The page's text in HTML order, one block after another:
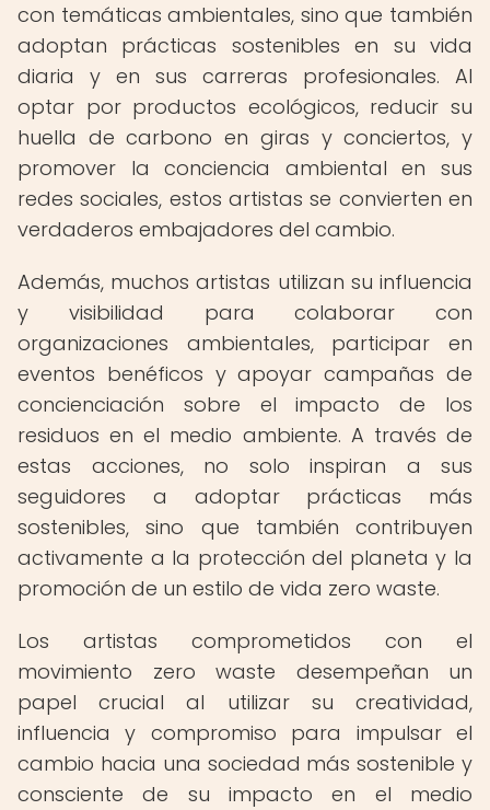
con temáticas ambientales, sino que también
adoptan prácticas sostenibles en su vida
diaria y en sus carreras profesionales. Al
optar por productos ecológicos, reducir su
huella de carbono en giras y conciertos, y
promover la conciencia ambiental en sus
redes sociales, estos artistas se convierten en
verdaderos embajadores del cambio.
Además, muchos artistas utilizan su influencia
y visibilidad para colaborar con
organizaciones ambientales, participar en
eventos benéficos y apoyar campañas de
concienciación sobre el impacto de los
residuos en el medio ambiente. A través de
estas acciones, no solo inspiran a sus
seguidores a adoptar prácticas más
sostenibles, sino que también contribuyen
activamente a la protección del planeta y la
promoción de un estilo de vida zero waste.
Los artistas comprometidos con el
movimiento zero waste desempeñan un
papel crucial al utilizar su creatividad,
influencia y compromiso para impulsar el
cambio hacia una sociedad más sostenible y
consciente de su impacto en el medio